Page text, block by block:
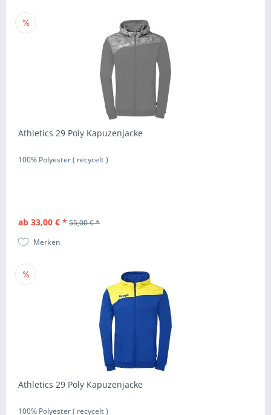
Athletics 29 Poly Kapuzenjacke
100% Polyester ( recycelt )
ab 33,00 € * 55,00 € *
Merken
Athletics 29 Poly Kapuzenjacke
100% Polyester ( recycelt )